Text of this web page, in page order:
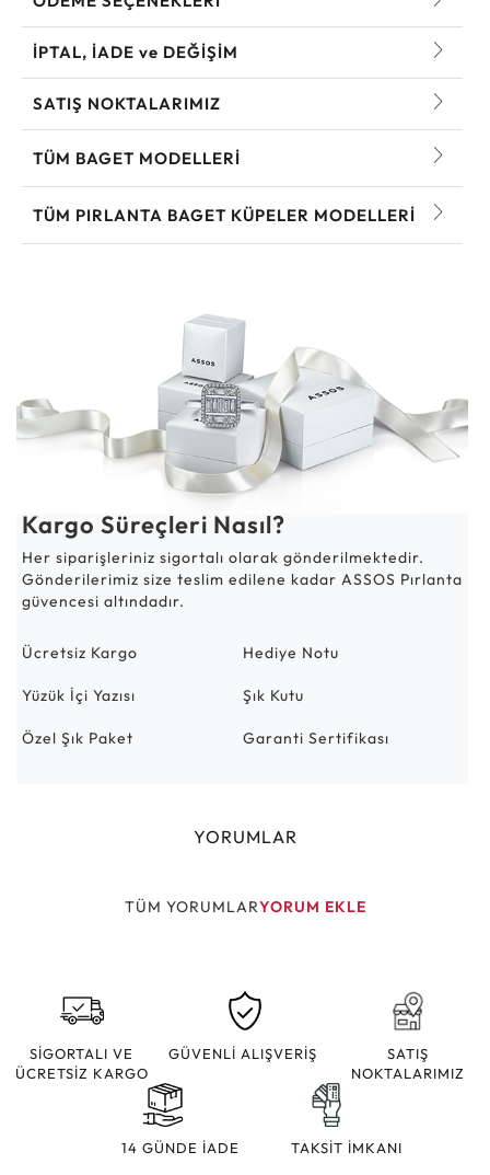
İPTAL, İADE ve DEĞİŞİM
SATIŞ NOKTALARIMIZ
TÜM BAGET MODELLERI
TÜM PIRLANTA BAGET KÜPELER MODELLERI
Kargo Süreçleri Nasıl?
Her siparişleriniz sigortalı olarak gönderilmektedir.
Gönderilerimiz size teslim edilene kadar ASSOS Pırlanta
güvencesi altındadır.
Ücretsiz Kargo Hediye Notu
Yüzük İçi Yazısı Şık Kutu
Özel Şık Paket Garanti Sertifikası
YORUMLAR
TÜM YORUMLARYORUM EKLE
SİGORTALI VE
ÜCRETSİZ KARGO
GÜVENLİ ALIŞVERİŞ
SATIŞ
NOKTALARIMIZ
14 GÜNDE İADE TAKSİT İMKANI